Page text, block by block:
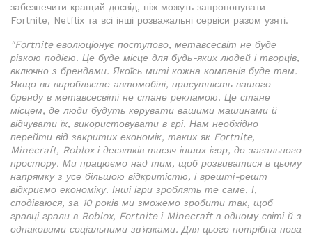
забезпечити кращий досвід, ніж можуть запропонувати
Fortnite, Netflix та всі інші розважальні сервіси разом узяті.
"Fortnite еволюціонує поступово, метавсесвіт не буде
різкою подією. Це буде місце для будь-яких людей і творців,
включно з брендами. Якоїсь миті кожна компанія буде там.
Якщо ви виробляєте автомобілі, присутність вашого
бренду в метавсесвіті не стане рекламою. Це стане
місцем, де люди будуть керувати вашими машинами й
відчувати їх, використовувати в грі. Нам необхідно
перейти від закритих економік, таких як Fortnite,
Minecraft, Roblox і десятків тисяч інших ігор, до загального
простору. Ми працюємо над тим, щоб розвиватися в цьому
напрямку з усе більшою відкритістю, і врешті-решт
відкриємо економіку. Інші ігри зроблять те саме. І,
сподіваюся, за 10 років ми зможемо зробити так, щоб
гравці грали в Roblox, Fortnite і Minecraft в одному світі й з
однаковими соціальними зв'язками. Для цього потрібна нова